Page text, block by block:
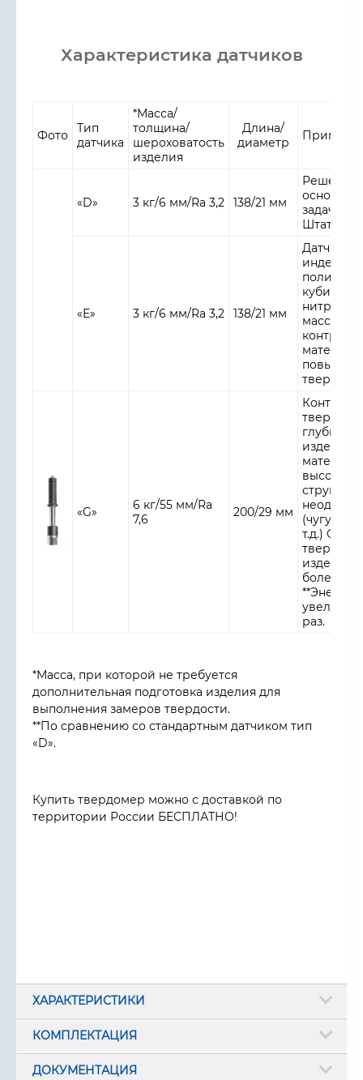
Характеристика датчиков
Фото
Тип
датчика
*Масса/
толщина/
шероховатость
изделия
Длина/
диаметр
«D» 3 кг/6 мм/Ra 3,2 138/21 мм
Решение
задач
Штатный
«E» 3 кг/6 мм/Ra 3,2 138/21 мм
Датчик с
нитрида
контроля
«G»
6 кг/55 мм/Ra
7,6
200/29 мм
Контроль
изделия;
высокой
(чугуны,
т.д.)
твердость
изделия
более
раз.
*Mасса, при которой не требуется
дополнительная подготовка изделия для
выполнения замеров твердости.
**По сравнению со стандартным датчиком тип
«D».
Купить твердомер можно с доставкой по
территории России БЕСПЛАТНО!
ХАРАКТЕРИСТИКИ
КОМПЛЕКТАЦИЯ
ДОКУМЕНТАЦИЯ